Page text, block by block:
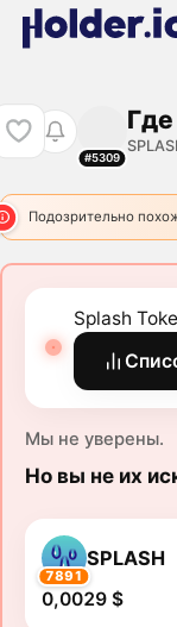
#5309
Подозрительно
Splash
Мы не уверены.
Но вы не их
7891
SPLASH
0,0029 $